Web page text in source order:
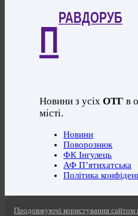
П
РАВДОРУБ
Новини з усіхОТГ в
місті.
Новини
Поворознюк
ФК Інгулець
АФ П’ятихатська
Політика
Продовжуючі користування сайтом